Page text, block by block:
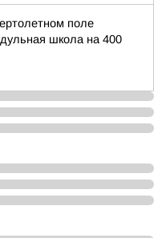
поле
школа на 400